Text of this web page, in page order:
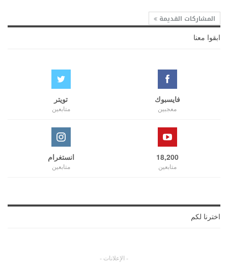
المشاركات القديمة
ابقوا معنا
فايسبوك
معجبين
تويتر
متابعين
18,200
متابعين
انستغرام
متابعين
اخترنا لكم
- الإعلانات -